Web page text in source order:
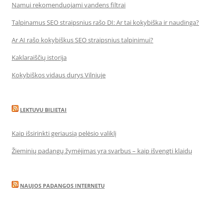
Namui rekomenduojami vandens filtrai
Talpinamus SEO straipsnius rašo DI: Ar tai kokybiška ir naudinga?
Ar AI rašo kokybiškus SEO straipsnius talpinimui?
Kaklaraiščių istorija
Kokybiškos vidaus durys Vilniuje
LEKTUVU BILIETAI
Kaip išsirinkti geriausią pelėsio valiklį
Žieminių padangų žymėjimas yra svarbus – kaip išvengti klaidų
NAUJOS PADANGOS INTERNETU